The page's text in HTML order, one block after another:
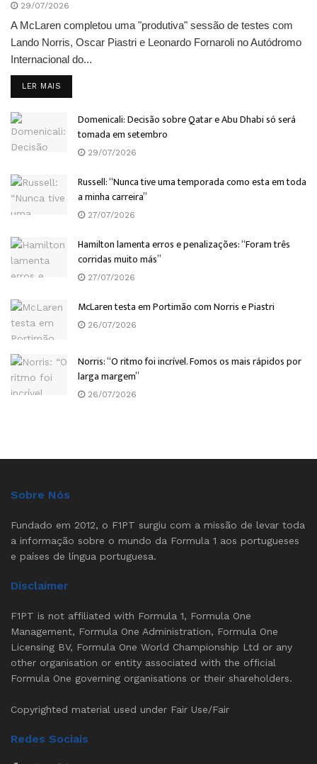
29/07/2026
A McLaren completou uma "produtiva" sessão de testes com
Lando Norris, Oscar Piastri e Leonardo Fornaroli no Autódromo
Internacional do...
LER MAIS
Domenicali: Decisão sobre Qatar e Abu Dhabi só será
tomada em setembro
29/07/2026
Russell: “Nunca tive uma temporada como esta em toda
a minha carreira”
27/07/2026
Hamilton lamenta erros e penalizações: “Foram três
corridas muito más”
27/07/2026
McLaren testa em Portimão com Norris e Piastri
26/07/2026
Norris: “O ritmo foi incrível. Fomos os mais rápidos por
larga margem”
26/07/2026
Sobre Nós
Fundado em 2012, o F1PT surgiu com a missão de levar toda
a informação sobre o mundo da Formula 1 aos portugueses
e países de língua portuguesa.
Disclaimer
F1PT is not affiliated with Formula 1, Formula One
Management, Formula One Administration, Formula One
Licensing BV, Formula One World Championship Ltd or any
other organisation or entity associated with the official
Formula One governing organisations or their shareholders.
Copyrighted material used under Fair Use/Fair
Redes Sociais